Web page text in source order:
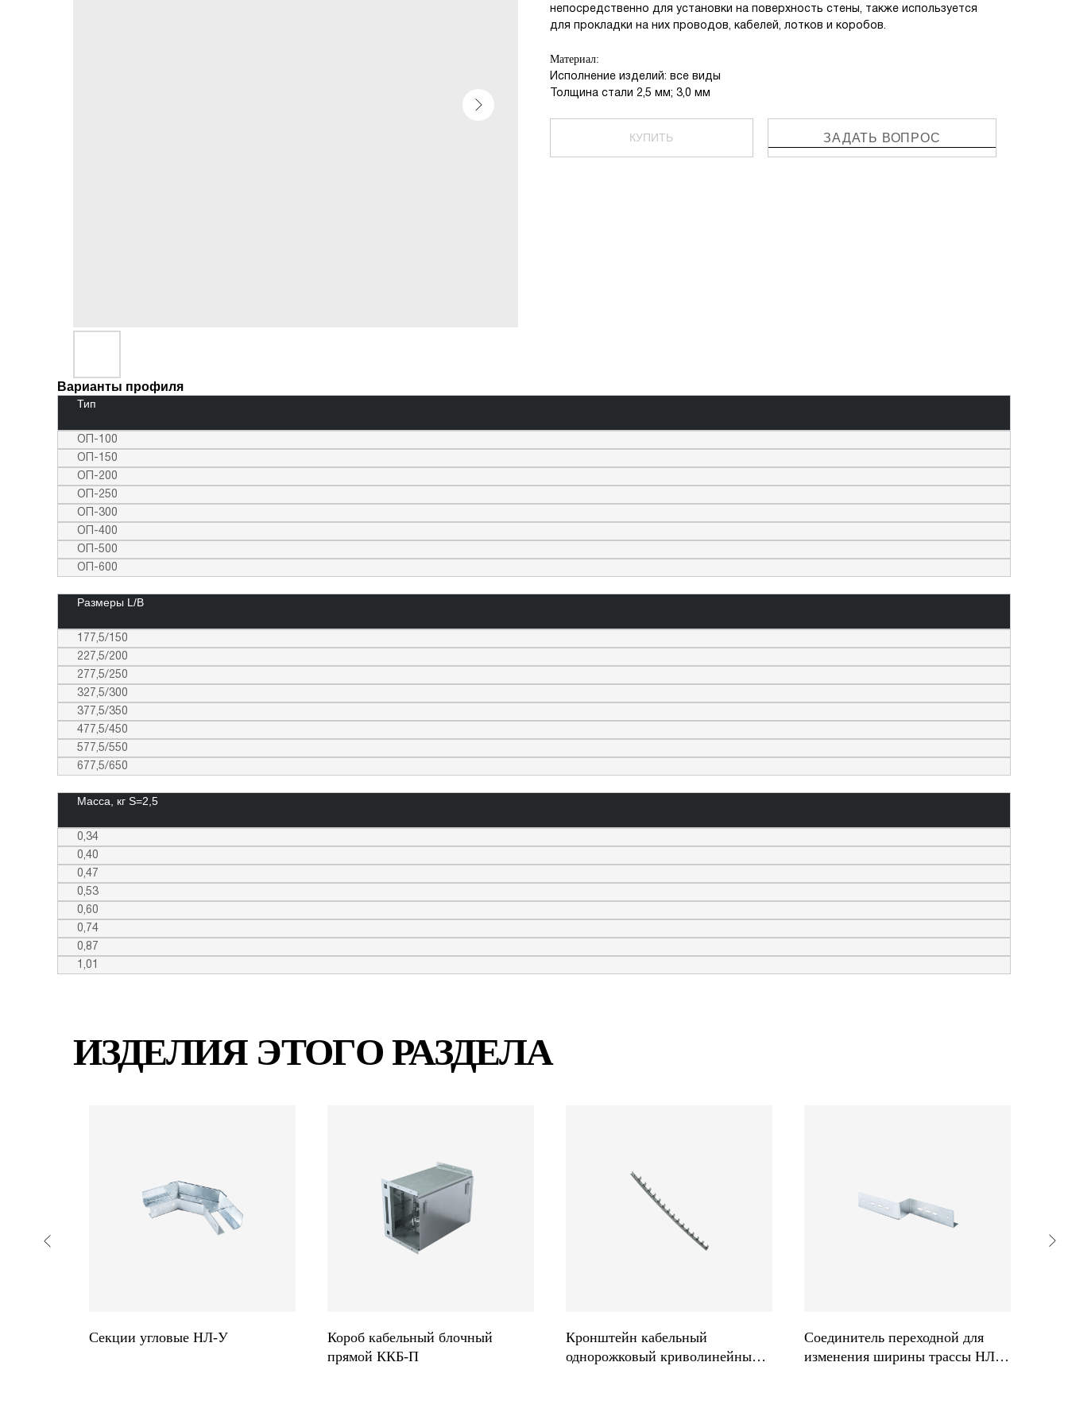
ЗАДАТЬ ВОПРОС
КУПИТЬ
непосредственно для установки на поверхность стены, также используется
для прокладки на них проводов, кабелей, лотков и коробов.
Материал:
Исполнение изделий: все виды
Толщина стали 2,5 мм; 3,0 мм
Варианты профиля
Тип
ОП-100
ОП-150
ОП-200
ОП-250
ОП-300
ОП-400
ОП-500
ОП-600
Размеры L/B
177,5/150
227,5/200
277,5/250
327,5/300
377,5/350
477,5/450
577,5/550
677,5/650
Масса, кг S=2,5
0,34
0,40
0,47
0,53
0,60
0,74
0,87
1,01
ИЗДЕЛИЯ ЭТОГО РАЗДЕЛА
Секции угловые НЛ-У
Короб кабельный блочный
прямой ККБ-П
Кронштейн кабельный
однорожковый криволинейный
Соединитель переходной для
изменения ширины трассы НЛ-